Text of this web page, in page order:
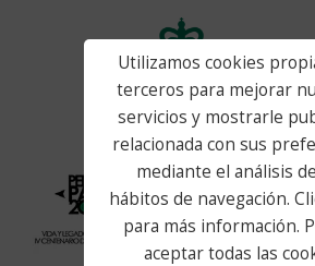
Utilizamos cookies
terceros para mejorar
servicios y mostrarle
relacionada con sus
mediante el análisis
hábitos de navegación.
para más información.
aceptar todas las